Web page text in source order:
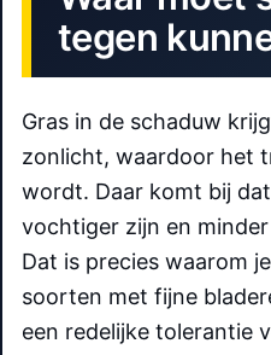
tegen
Gras in de schaduw
zonlicht, waardoor het
wordt. Daar komt bij
vochtiger zijn en
Dat is precies waarom
soorten met fijne
een redelijke tolerantie